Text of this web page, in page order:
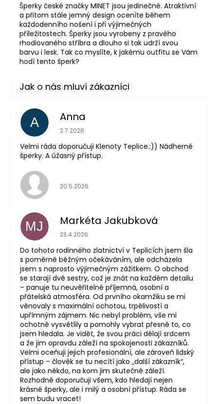
Šperky české značky MINET jsou jedinečné. Atraktivní
a přitom stále jemný design oceníte během
každodenního nošení i při výjimečných
příležitostech. Šperky jsou vyrobeny z pravého
rhodiovaného stříbra a dlouho si tak udrží svou
barvu i lesk. Tak co myslíte, k jakému outfitu se Vám
hodí tento šperk?
A Anna
Hodnocení obchodu je 5 z 5 hvězdiček.
2.7.2026
Velmi ráda doporučuji Klenoty Teplice.:)) Nádherné
šperky. A úžasný přístup.
Hodnocení obchodu je 5 z 5 hvězdiček.
30.5.2026
MJ Markéta Jakubková
Hodnocení obchodu je 5 z 5 hvězdiček.
23.4.2026
Do tohoto rodinného zlatnictví v Teplicích jsem šla
s poměrně běžným očekáváním, ale odcházela
jsem s naprosto výjimečným zážitkem. O obchod
se starají dvě sestry, což je znát na každém detailu
– panuje tu neuvěřitelně příjemná, osobní a
přátelská atmosféra. Od prvního okamžiku se mi
věnovaly s maximální ochotou, trpělivostí a
upřímným zájmem. Nic nebyl problém, vše mi
ochotně vysvětlily a pomohly vybrat přesně to, co
jsem hledala. Je vidět, že svou práci dělají srdcem
a že jim opravdu záleží na spokojenosti zákazníků.
Velmi oceňuji jejich profesionální, ale zároveň lidský
přístup – člověk se tu necítí jako „další zákazník“,
ale jako někdo, na kom jim skutečně záleží.
Rozhodně doporučuji všem, kdo hledají nejen
krásné šperky, ale i milý a osobní přístup. Ráda se
sem budu vracet!